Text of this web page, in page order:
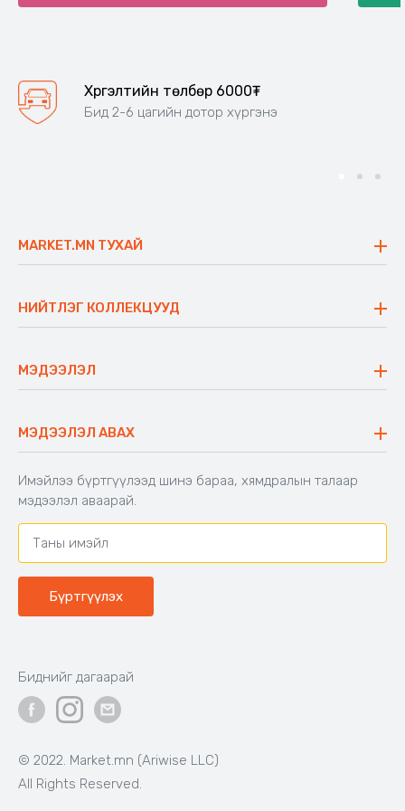
Хүргэлтийн төлбөр 6000₮
Бид 2-6 цагийн дотор хүргэнэ
MARKET.MN ТУХАЙ
Үнэт зүйлс
Ажлын байр
Блог
НИЙТЛЭГ КОЛЛЕКЦУУД
Сүүдрэвч
Аяны ширээ
Аяны түшлэгтэй сандал
МЭДЭЭЛЭЛ
Буцаалтын журам
Захиалга шалгах
Хамтран ажиллах
Холбоо барих
МЭДЭЭЛЭЛ АВАХ
Имэйлээ бүртгүүлээд шинэ бараа, хямдралын талаар
мэдээлэл аваарай.
Бүртгүүлэх
© 2022. Market.mn (Ariwise LLC)
All Rights Reserved.
Биднийг дагаарай